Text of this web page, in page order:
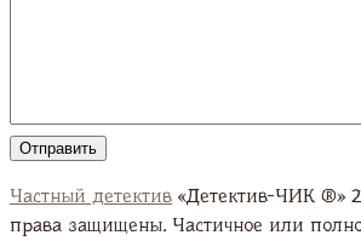
Частный детектив «Детектив-ЧИК ®»
права защищены. Частичное или